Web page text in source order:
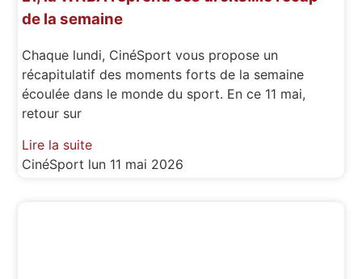
de la semaine
Chaque lundi, CinéSport vous propose un
récapitulatif des moments forts de la semaine
écoulée dans le monde du sport. En ce 11 mai,
retour sur
Lire la suite
CinéSport lun 11 mai 2026